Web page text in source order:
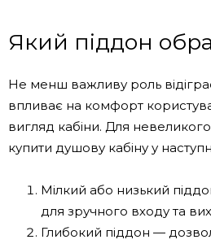
Який піддон
Не менш важливу роль
впливає на комфорт
вигляд кабіни. Для
купити душову кабіну у
Мілкий або низький
для зручного входу та
Глибокий піддон —